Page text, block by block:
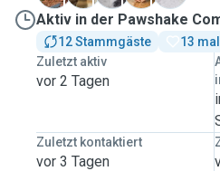
Aktiv in der Pawshake
12 Stammgäste
13
Zuletzt aktiv
vor 2 Tagen
Zuletzt kontaktiert
vor 3 Tagen